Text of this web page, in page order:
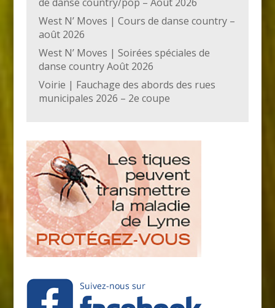
West N’ Moves | Cours de danse country –
août 2026
West N’ Moves | Soirées spéciales de
danse country Août 2026
Voirie | Fauchage des abords des rues
municipales 2026 – 2e coupe